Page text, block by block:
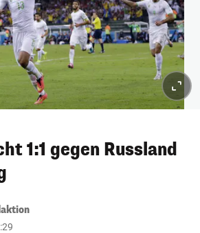
1:1 gegen Russland